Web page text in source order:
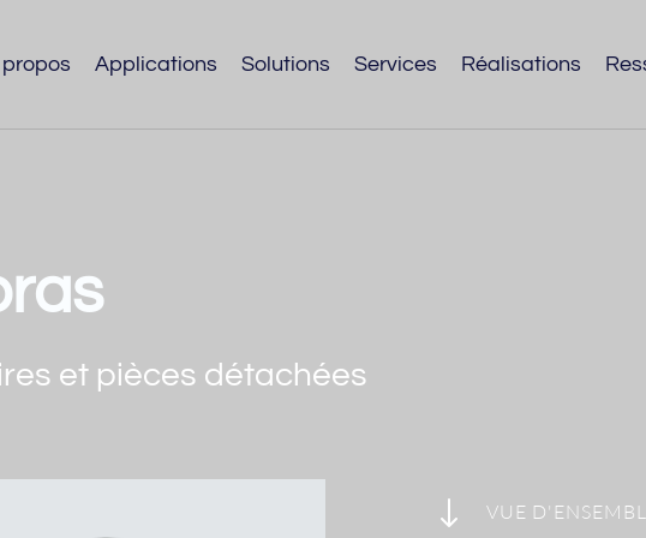
Applications Solutions Services Réalisations
et pièces détachées
" VUE